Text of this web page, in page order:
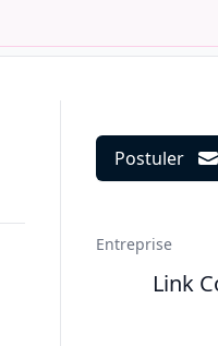
Postuler
Entreprise
Link